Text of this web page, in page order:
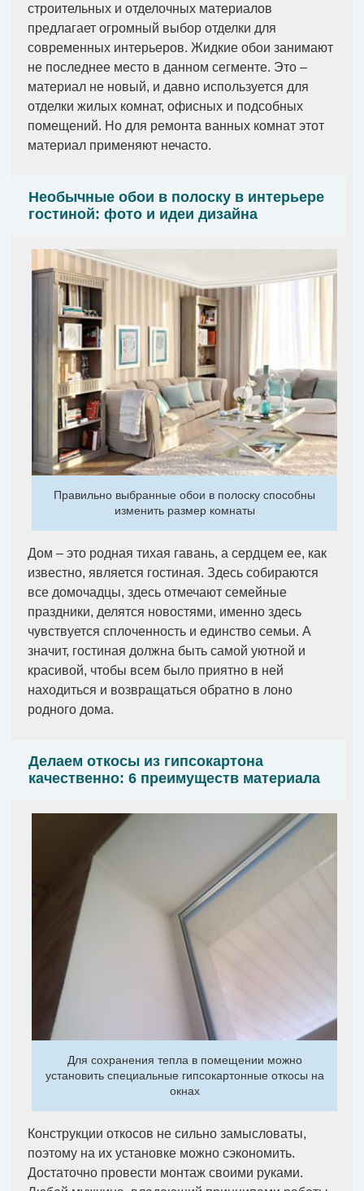
строительных и отделочных материалов
предлагает огромный выбор отделки для
современных интерьеров. Жидкие обои занимают
не последнее место в данном сегменте. Это –
материал не новый, и давно используется для
отделки жилых комнат, офисных и подсобных
помещений. Но для ремонта ванных комнат этот
материал применяют нечасто.
Необычные обои в полоску в интерьере
гостиной: фото и идеи дизайна
Правильно выбранные обои в полоску способны
изменить размер комнаты
Дом – это родная тихая гавань, а сердцем ее, как
известно, является гостиная. Здесь собираются
все домочадцы, здесь отмечают семейные
праздники, делятся новостями, именно здесь
чувствуется сплоченность и единство семьи. А
значит, гостиная должна быть самой уютной и
красивой, чтобы всем было приятно в ней
находиться и возвращаться обратно в лоно
родного дома.
Делаем откосы из гипсокартона
качественно: 6 преимуществ материала
Для сохранения тепла в помещении можно
установить специальные гипсокартонные откосы на
окнах
Конструкции откосов не сильно замысловаты,
поэтому на их установке можно сэкономить.
Достаточно провести монтаж своими руками.